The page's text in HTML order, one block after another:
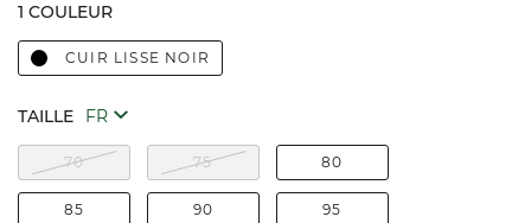
1 COULEUR
CUIR LISSE NOIR
TAILLE
70 75 80
85 90 95